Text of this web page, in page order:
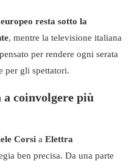
resta sotto la
, mentre la televisione italiana
per rendere ogni serata
per gli spettatori.
a coinvolgere più
Corsi a Elettra
ben precisa. Da una parte